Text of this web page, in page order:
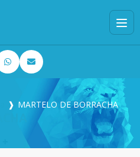
❱ MARTELO DE BORRACHA